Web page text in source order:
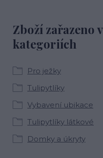
Zboží zařazeno v
kategoriích
Pro ježky
Tulipytlíky
Vybavení ubikace
Tulipytlíky látkové
Domky a úkryty